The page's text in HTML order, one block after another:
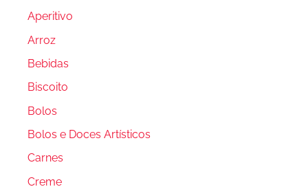
Aperitivo
Arroz
Bebidas
Biscoito
Bolos
Bolos e Doces Artísticos
Carnes
Creme